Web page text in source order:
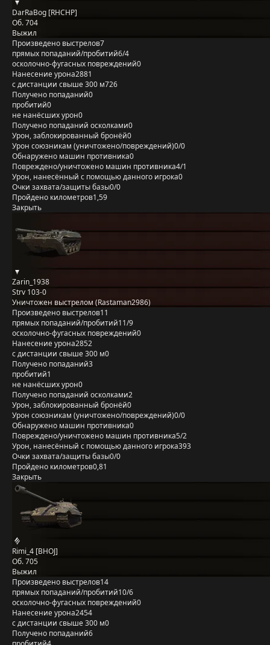
DarRaBog [RHCHP]
Об. 704
Выжил
Произведено выстрелов7
прямых попаданий/пробитий6/4
осколочно-фугасных повреждений0
Нанесение урона2881
с дистанции свыше 300 м726
Получено попаданий0
пробитий0
не нанёсших урон0
Получено попаданий осколками0
Урон, заблокированный бронёй0
Урон союзникам (уничтожено/повреждений)0/0
Обнаружено машин противника0
Повреждено/уничтожено машин противника4/1
Урон, нанесённый с помощью данного игрока0
Очки захвата/защиты базы0/0
Пройдено километров1,59
Закрыть
Zarin_1938
Strv 103-0
Уничтожен выстрелом (Rastaman2986)
Произведено выстрелов11
прямых попаданий/пробитий11/9
осколочно-фугасных повреждений0
Нанесение урона2852
с дистанции свыше 300 м0
Получено попаданий3
пробитий1
не нанёсших урон0
Получено попаданий осколками2
Урон, заблокированный бронёй0
Урон союзникам (уничтожено/повреждений)0/0
Обнаружено машин противника0
Повреждено/уничтожено машин противника5/2
Урон, нанесённый с помощью данного игрока393
Очки захвата/защиты базы0/0
Пройдено километров0,81
Закрыть
Rimi_4 [BHOJ]
Об. 705
Выжил
Произведено выстрелов14
прямых попаданий/пробитий10/6
осколочно-фугасных повреждений0
Нанесение урона2454
с дистанции свыше 300 м0
Получено попаданий6